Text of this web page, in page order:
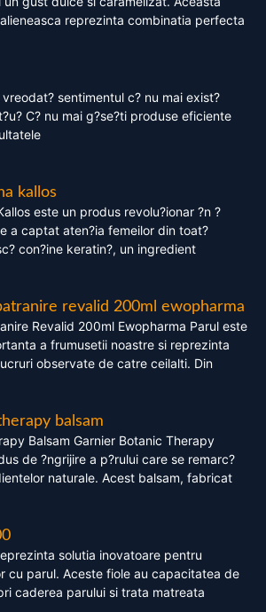
reprezinta combinatia perfecta
vreodat? sentimentul c? nu mai exist?
C? nu mai g?se?ti produse eficiente
kallos
este un produs revolu?ionar ?n ?
a captat aten?ia femeilor din toat?
con?ine keratin?, un ingredient
revalid 200ml ewopharma
Revalid 200ml Ewopharma Parul este
a frumusetii noastre si reprezinta
observate de catre ceilalti. Din
balsam
Balsam Garnier Botanic Therapy
de ?ngrijire a p?rului care se remarc?
naturale. Acest balsam, fabricat
solutia inovatoare pentru
cu parul. Aceste fiole au capacitatea de
caderea parului si trata matreata